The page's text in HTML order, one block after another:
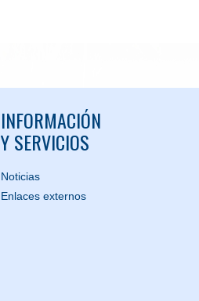
INFORMACIÓN
Y SERVICIOS
Noticias
Enlaces externos